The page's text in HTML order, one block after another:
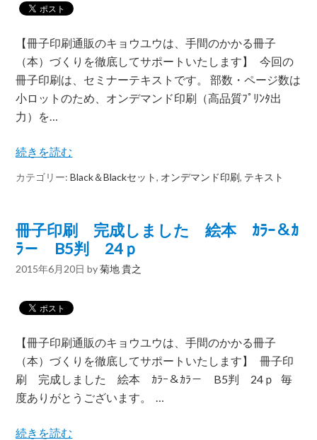
【冊子印刷通販のキョウユウは、手間のかかる冊子
（本）づくりを徹底してサポートいたします】 今回の
冊子印刷は、セミナーテキストです。 部数・ページ数は
小ロットのため、オンデマンド印刷（高品質ﾌﾟﾘﾝﾀ出
力）を…
続きを読む
カテゴリー:Black＆Blackセット, オンデマンド印刷, テキスト
冊子印刷 完成しました 絵本 ｶﾗｰ＆ｶ
ﾗ－ B5判 24ｐ
2015年6月20日 by菊地 貴之
【冊子印刷通販のキョウユウは、手間のかかる冊子
（本）づくりを徹底してサポートいたします】 冊子印
刷 完成しました 絵本 ｶﾗｰ＆ｶﾗ－ B5判 24ｐ 毎
度ありがとうございます。 …
続きを読む